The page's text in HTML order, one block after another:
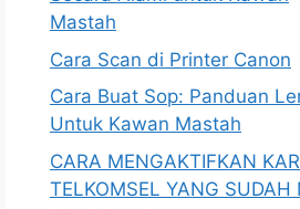
Mastah
Cara Scan di Printer Canon
Cara Buat Sop: Panduan
Untuk Kawan Mastah
CARA MENGAKTIFKAN
TELKOMSEL YANG SUDAH